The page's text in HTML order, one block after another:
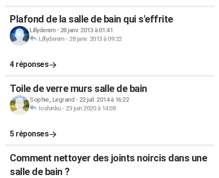
Plafond de la salle de bain qui s'effrite
Lillydenim- 28 janv. 2013 à 01:41
Lillydenim- 28 janv. 2013 à 09:22
4 réponses
Toile de verre murs salle de bain
Sophie_Legrand - 22 juil. 2014 à 16:22
Ioshinku- 23 juin 2020 à 14:08
5 réponses
Comment nettoyer des joints noircis dans une
salle de bain ?